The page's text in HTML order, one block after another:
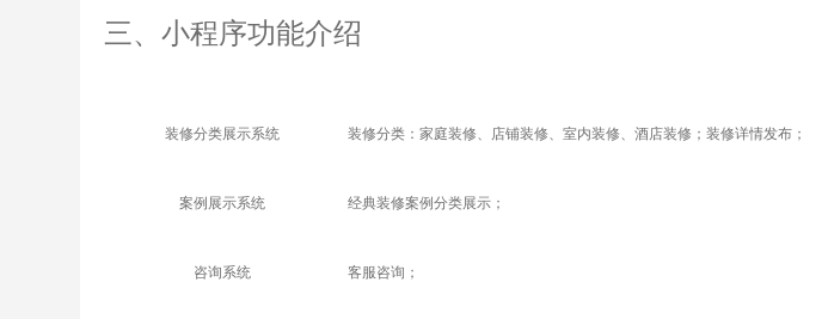
三、小程序功能介绍
装修分类展示系统 装修分类： 家庭装修、店铺装修、室内装修、酒店装修； 装修详情发布；
案例展示系统 经典装修案例分类展示；
咨询系统 客服咨询；